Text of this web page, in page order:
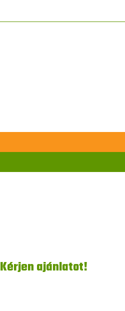
Kérjen ajánlatot!